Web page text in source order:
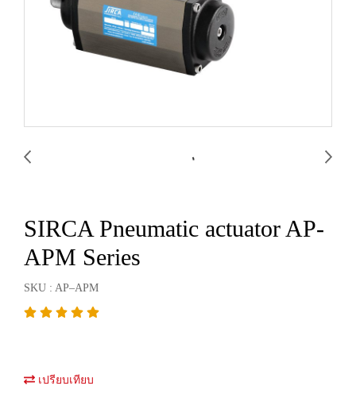
SIRCA Pneumatic actuator AP-
APM Series
SKU : AP–APM
เปรียบเทียบ